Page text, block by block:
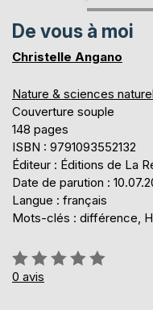
De vous à moi
Christelle Angano
Nature & sciences
Couverture souple
148 pages
ISBN : 9791093552132
Éditeur : Éditions de La
Date de parution :
Langue : français
Mots-clés : différence,
Évaluation:
0%
0 avis